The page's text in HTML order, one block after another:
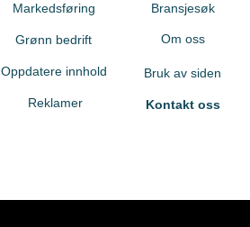
Markedsføring
Grønn bedrift
Oppdatere innhold
Reklamer
Bransjesøk
Om oss
Bruk av siden
Kontakt oss